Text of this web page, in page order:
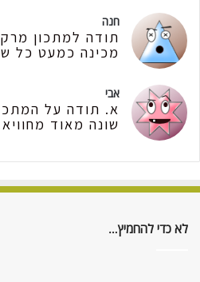
חנה
תודה למתכון
מכינה כמעט כל
אבי
א. תודה על
שונה מאוד
לא כדי להחמיץ…